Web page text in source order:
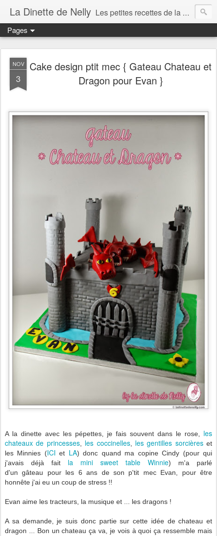
La Dinette de Nelly Les petites recettes de la dinette de Nelly. Des recettes simples, généreuses et gourmandes pour tous les jours c'est tout ça la dinette !
Pages
NOV
3
Cake design ptit mec { Gateau Chateau et
Dragon pour Evan }
A la dinette avec les pépettes, je fais souvent dans le rose, les
chateaux de princesses, les coccinelles, les gentilles sorcièreset
les Minnies (ICI et LA) donc quand ma copine Cindy (pour qui
j'avais déjà fait la mini sweet table Winnie) m'a parlé
d'un gâteau pour les 6 ans de son p'tit mec Evan, pour être
honnête j'ai eu un coup de stress !!
Evan aime les tracteurs, la musique et ... les dragons !
A sa demande, je suis donc partie sur cette idée de chateau et
dragon ... Bon un chateau ça va, je vois à quoi ça ressemble mais